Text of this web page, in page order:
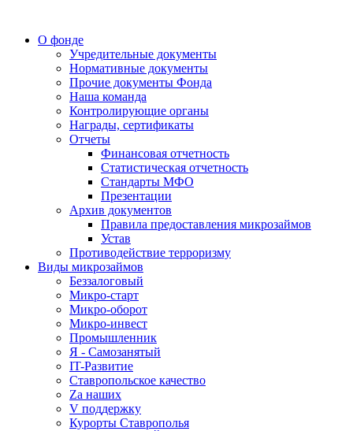
О фонде
Учредительные документы
Нормативные документы
Прочие документы Фонда
Наша команда
Контролирующие органы
Награды, сертификаты
Отчеты
Финансовая отчетность
Статистическая отчетность
Стандарты МФО
Презентации
Архив документов
Правила предоставления микрозаймов
Устав
Противодействие терроризму
Виды микрозаймов
Беззалоговый
Микро-старт
Микро-оборот
Микро-инвест
Промышленник
Я - Самозанятый
IT-Развитие
Ставропольское качество
Za наших
V поддержку
Курорты Ставрополья